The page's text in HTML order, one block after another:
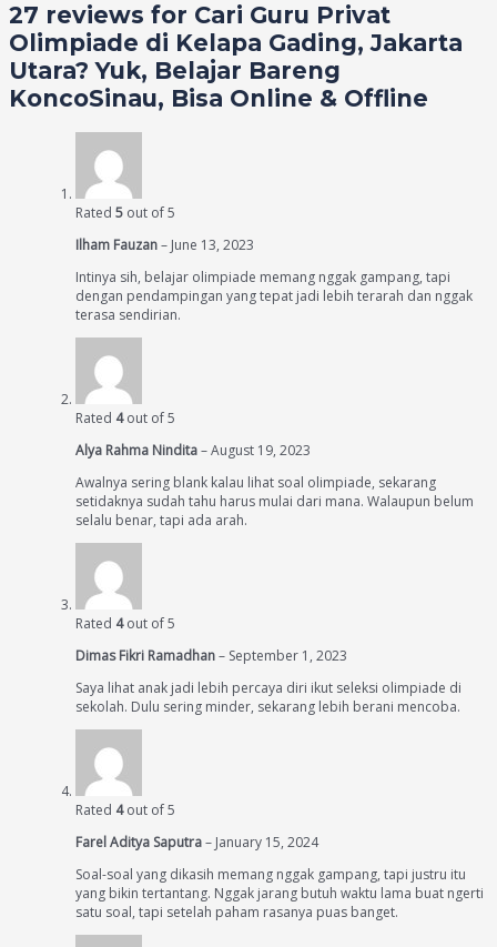
27 reviews for Cari Guru Privat
Olimpiade di Kelapa Gading, Jakarta
Utara? Yuk, Belajar Bareng
KoncoSinau, Bisa Online & Offline
Rated 5 out of 5
Ilham Fauzan– June 13, 2023
Intinya sih, belajar olimpiade memang nggak gampang, tapi
dengan pendampingan yang tepat jadi lebih terarah dan nggak
terasa sendirian.
Rated 4out of 5
Alya Rahma Nindita–August 19, 2023
Awalnya sering blank kalau lihat soal olimpiade, sekarang
setidaknya sudah tahu harus mulai dari mana. Walaupun belum
selalu benar, tapi ada arah.
Rated 4out of 5
Dimas Fikri Ramadhan– September 1, 2023
Saya lihat anak jadi lebih percaya diri ikut seleksi olimpiade di
sekolah. Dulu sering minder, sekarang lebih berani mencoba.
Rated 4out of 5
Farel Aditya Saputra– January 15, 2024
Soal-soal yang dikasih memang nggak gampang, tapi justru itu
yang bikin tertantang. Nggak jarang butuh waktu lama buat ngerti
satu soal, tapi setelah paham rasanya puas banget.